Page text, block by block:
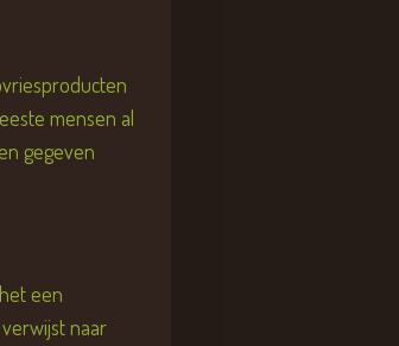
mensen al
gegeven
een
naar